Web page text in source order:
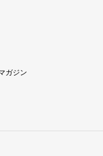
ガジン